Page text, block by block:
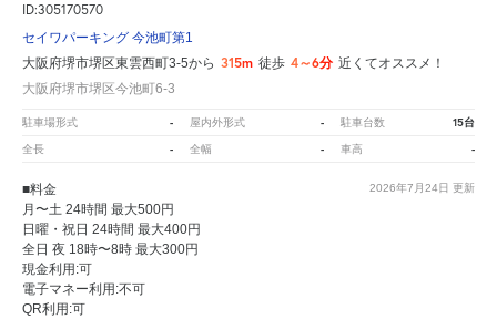
ID:305170570
セイワパーキング 今池町第1
大阪府堺市堺区東雲西町3-5から 315m 徒歩 4～6分 近くてオススメ！
大阪府堺市堺区今池町6-3
駐車場形式 - 屋内外形式 - 駐車台数 15台
全長 - 全幅 - 車高 -
2026年7月24日 更新
■料金
月〜土 24時間 最大500円
日曜・祝日 24時間 最大400円
全日 夜 18時〜8時 最大300円
現金利用:可
電子マネー利用:不可
QR利用:可